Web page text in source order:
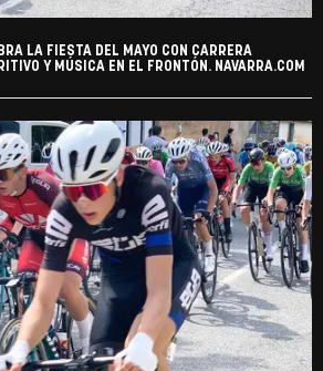
LA FIESTA DEL MAYO CON CARRERA
Y MÚSICA EN EL FRONTÓN. NAVARRA.COM